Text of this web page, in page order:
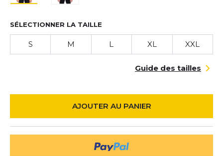
SÉLECTIONNER LA TAILLE
S M L XL XXL
Guide des tailles
AJOUTER AU PANIER